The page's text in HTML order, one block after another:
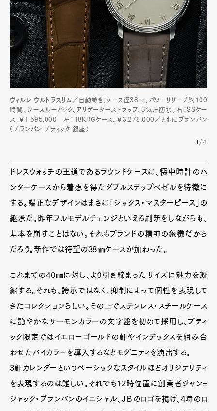
Art&DesignWatch Fashion
ヴィルレ ウルトラスリム／ 自動巻き、ケース径38㎜、パワーリザーブ約100
時間、シースルーバック、アリゲーターストラップ、3気圧防水。右：SSケー
ス。￥1,595,000 左：18KRGケース。￥3,278,000／ともにブランパン
（ブランパン ブティック 銀座）
1/4
ドレスウォッチの王道であるラウンドケースに、懐中時計のハ
ンターケースから着想を得たダブルステップベゼルを特徴に
する。端正なデザインはまさに「シックス・マスターピース」の
継承だ。昨年フルモデルチェンジといえる刷新をしながらも、
基本を崩すことはない。それもブランドの精神の象徴だから
だろう。新作では待望の38㎜ケースが加わった。
これまでの40㎜に対し、より引き締まったサイズに魅力を凝
縮する。それも、誇示ではなく、抑制によって個性を表現して
きたコレクションらしい。その上でステンレス・スチールケース
に艶やかなサーモンカラーの文字盤を初めて採用し、ブティ
ック限定ではイエローゴールドの針やインデックスを組み合
わせたバイカラーを導入するなどモダニティを演出する。
3針カレンダーというベーシックなスタイルほどオリジナリティ
を表現するのは難しい。それでも12時位置に創業者ジャン=
ジャック・ブランパンのイニシャル、ＪＢのロゴを掲げ、4時のロ